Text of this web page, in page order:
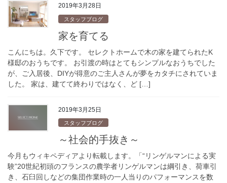
2019年3月28日
スタッフブログ
家を育てる
こんにちは。久下です。 セレクトホームで木の家を建てられたK
様邸のおうちです。 お引渡の時はとてもシンプルなおうちでした
が、ご入居後、DIYが得意のご主人さんが夢をカタチにされていま
した。 家は、建てて終わりではなく、ど […]
2019年3月25日
スタッフブログ
～社会的手抜き～
今月もウィキペディアより転載します。「“リンゲルマンによる実
験”20世紀初頭のフランスの農学者リンゲルマンは綱引き、荷車引
き、石臼回しなどの集団作業時の一人当りのパフォーマンスを数